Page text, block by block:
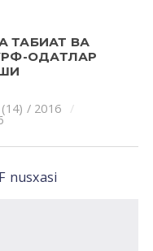
ТАБИАТ ВА
ОДАТЛАР
/ 2016
nusxasi